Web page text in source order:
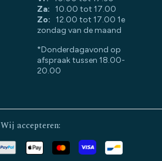
Za: 10.00 tot 17.00
Zo: 12.00 tot 17.00 1e
zondag van de maand
*Donderdagavond op
afspraak tussen 18.00-
20.00
Wij accepteren: